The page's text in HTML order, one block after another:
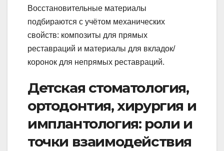
Восстановительные материалы
подбираются с учётом механических
свойств: композиты для прямых
реставраций и материалы для вкладок/
коронок для непрямых реставраций.
Детская стоматология,
ортодонтия, хирургия и
имплантология: роли и
точки взаимодействия